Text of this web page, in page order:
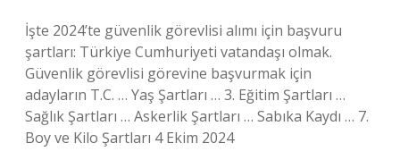
İşte 2024’te güvenlik görevlisi alımı için başvuru
şartları: Türkiye Cumhuriyeti vatandaşı olmak.
Güvenlik görevlisi görevine başvurmak için
adayların T.C. … Yaş Şartları … 3. Eğitim Şartları …
Sağlık Şartları … Askerlik Şartları … Sabıka Kaydı … 7.
Boy ve Kilo Şartları 4 Ekim 2024